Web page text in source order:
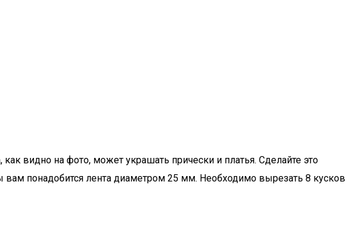
видно на фото, может украшать прически и платья. Сделайте это
понадобится лента диаметром 25 мм. Необходимо вырезать 8 кусков